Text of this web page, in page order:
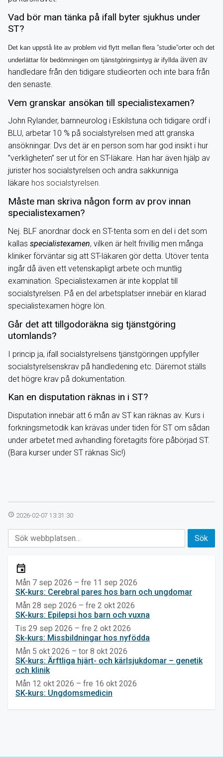
Vad bör man tänka på ifall byter sjukhus under
ST?
Det kan uppstå lite av problem vid flytt mellan flera ”studie”orter och det
underlättar för bedömningen om tjänstgöringsintyg är ifyllda även av
handledare från den tidigare studieorten och inte bara från
den senaste.
Vem granskar ansökan till specialistexamen?
John Rylander, barnneurolog i Eskilstuna och tidigare ordf i
BLU, arbetar 10 % på socialstyrelsen med att granska
ansökningar. Dvs det är en person som har god insikt i hur
”verkligheten” ser ut för en ST-läkare. Han har även hjälp av
jurister hos socialstyrelsen och andra sakkunniga
läkare hos socialstyrelsen.
Måste man skriva någon form av prov innan
specialistexamen?
Nej. BLF anordnar dock en ST-tenta som en del i det som
kallas specialistexamen, vilken är helt frivillig men många
kliniker förväntar sig att ST-läkaren gör detta. Utöver tenta
ingår då även ett vetenskapligt arbete och muntlig
examination. Specialistexamen är inte kopplat till
socialstyrelsen. På en del arbetsplatser innebär en klarad
specialistexamen högre lön.
Går det att tillgodoräkna sig tjänstgöring
utomlands?
I princip ja, ifall socialstyrelsens tjänstgöringen uppfyller
socialstyrelsenskrav på handledening etc. Däremot ställs
det högre krav på dokumentation.
Kan en disputation räknas in i ST?
Disputation innebär att 6 mån av ST kan räknas av. Kurs i
forkningsmetodik kan krävas under tiden för ST om sådan
under arbetet med avhandling företagits före påbörjad ST.
(Bara kurser under ST räknas Sic!)
access_time 2026-02-07 13:31:30
event
Mån 7 sep 2026 – fre 11 sep 2026
SK-kurs: Cerebral pares hos barn och ungdomar
Mån 28 sep 2026 – fre 2 okt 2026
SK-kurs: Epilepsi hos barn och vuxna
Tis 29 sep 2026 – fre 2 okt 2026
Sk-kurs: Missbildningar hos nyfödda
Mån 5 okt 2026 – tor 8 okt 2026
SK-kurs: Ärftliga hjärt- och kärlsjukdomar – genetik
och klinik
Mån 12 okt 2026 – fre 16 okt 2026
SK-kurs: Ungdomsmedicin